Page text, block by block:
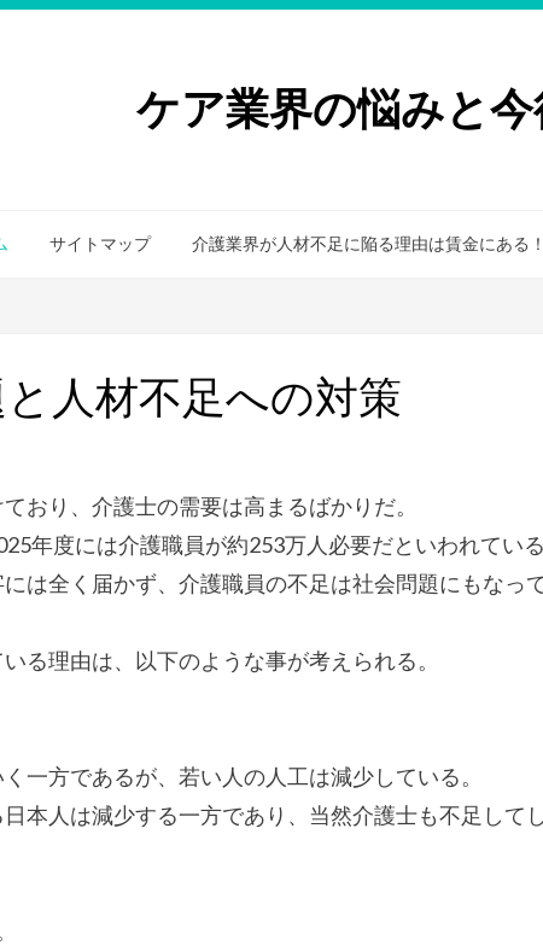
ケア業界の悩みと
サイトマップ 介護業界が人材不足に陥る理由は賃金にある！
人材不足への対策
おり、介護士の需要は高まるばかりだ。
年度には介護職員が約253万人必要だといわれている
は全く届かず、介護職員の不足は社会問題にもなっ
る理由は、以下のような事が考えられる。
一方であるが、若い人の人工は減少している。
本人は減少する一方であり、当然介護士も不足して